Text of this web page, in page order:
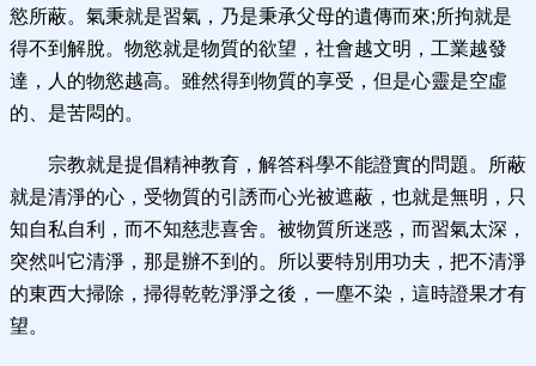
慾所蔽。氣秉就是習氣，乃是秉承父母的遺傳而來;所拘就是
得不到解脫。物慾就是物質的欲望，社會越文明，工業越發
達，人的物慾越高。雖然得到物質的享受，但是心靈是空虛
的、是苦悶的。
宗教就是提倡精神教育，解答科學不能證實的問題。所蔽
就是清淨的心，受物質的引誘而心光被遮蔽，也就是無明，只
知自私自利，而不知慈悲喜舍。被物質所迷惑，而習氣太深，
突然叫它清淨，那是辦不到的。所以要特別用功夫，把不清淨
的東西大掃除，掃得乾乾淨淨之後，一塵不染，這時證果才有
望。